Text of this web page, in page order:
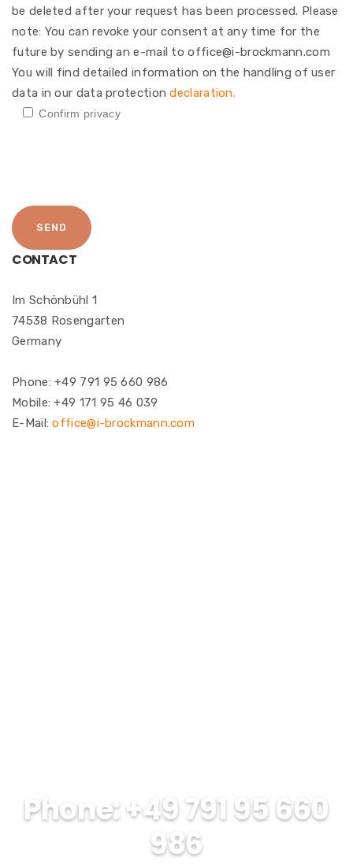
be deleted after your request has been processed. Please
note: You can revoke your consent at any time for the
future by sending an e-mail to office@i-brockmann.com
You will find detailed information on the handling of user
data in our data protectiondeclaration.
Confirm privacy
CONTACT
Im Schönbühl 1
74538 Rosengarten
Germany
Phone: +49 791 95 660 986
Mobile: +49 171 95 46 039
E-Mail:office@i-brockmann.com
Phone: +49 791 95 660
986